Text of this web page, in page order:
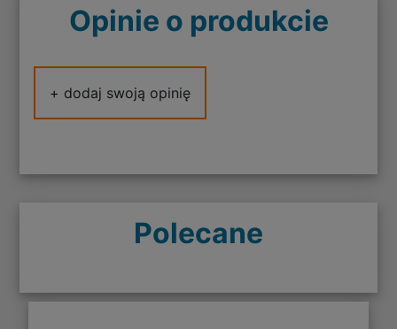
Opinie o produkcie
+ dodaj swoją opinię
Polecane